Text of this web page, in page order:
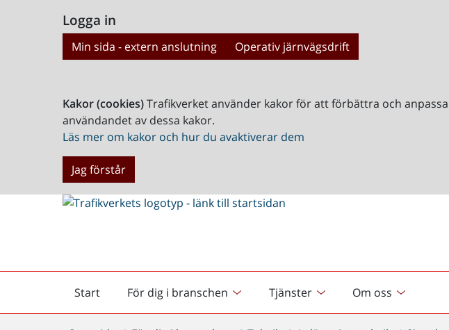
Logga in
Min sida - extern anslutning Operativ järnvägsdrift
Kakor (cookies)Trafikverket använder kakor för att förbättra och
användandet av dessa kakor.
Läs mer om kakor och hur du avaktiverar dem
Jag förstår
Start
Startsida För dig i branschen Tjänster Om oss